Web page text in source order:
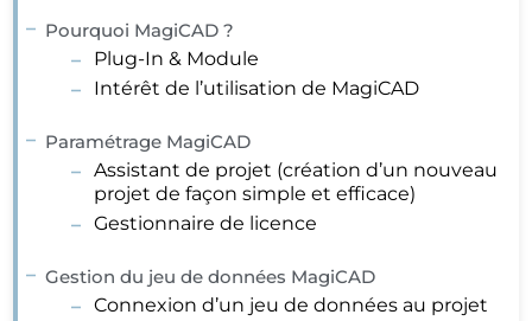
Pourquoi MagiCAD ?
Plug-In & Module
Intérêt de l’utilisation de MagiCAD
Paramétrage MagiCAD
Assistant de projet (création d’un nouveau
projet de façon simple et efficace)
Gestionnaire de licence
Gestion du jeu de données MagiCAD
Connexion d’un jeu de données au projet